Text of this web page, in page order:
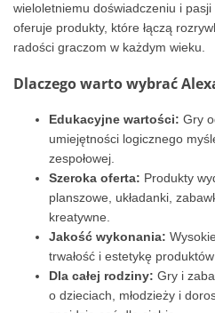
wieloletniemu doświadczeniu i
oferuje produkty, które łączą
radości graczom w każdym wieku.
Dlaczego warto wybrać
Edukacyjne wartości: Gry
umiejętności logicznego
zespołowej.
Szeroka oferta: Produkty
planszowe, układanki,
kreatywne.
Jakość wykonania:
trwałość i estetykę
Dla całej rodziny: Gry i
o dzieciach, młodzieży i